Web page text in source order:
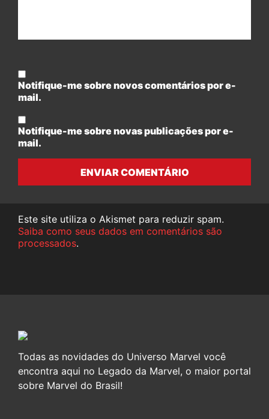
Notifique-me sobre novos comentários por e-
mail.
Notifique-me sobre novas publicações por e-
mail.
ENVIAR COMENTÁRIO
Este site utiliza o Akismet para reduzir spam.
Saiba como seus dados em comentários são
processados.
Todas as novidades do Universo Marvel você
encontra aqui no Legado da Marvel, o maior portal
sobre Marvel do Brasil!